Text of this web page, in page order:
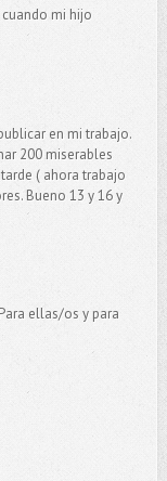
mi hijo
en mi trabajo.
200 miserables
( ahora trabajo
Bueno 13 y 16 y
ellas/os y para